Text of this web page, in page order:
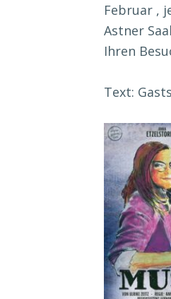
Februar ,
Astner
Ihren
Text: